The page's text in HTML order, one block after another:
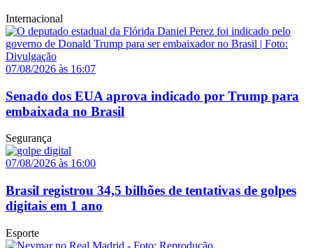
Internacional
07/08/2026 às 16:07
Senado dos EUA aprova indicado por Trump para
embaixada no Brasil
Segurança
07/08/2026 às 16:00
Brasil registrou 34,5 bilhões de tentativas de golpes
digitais em 1 ano
Esporte